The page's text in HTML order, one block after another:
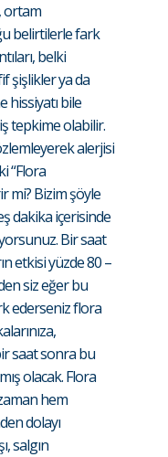
ortam
belirtilerle fark
belki
şişlikler ya da
hissiyatı bile
tepkime olabilir.
alerjisi
“Flora
mi? Bizim şöyle
dakika içerisinde
Bir saat
etkisi yüzde 80 –
siz eğer bu
ederseniz flora
saat sonra bu
olacak. Flora
hem
dolayı
salgın